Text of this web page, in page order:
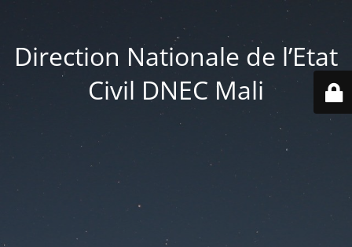
Direction Nationale de l’Etat
Civil DNEC Mali